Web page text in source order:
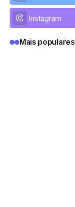
Instagram
Mais populares